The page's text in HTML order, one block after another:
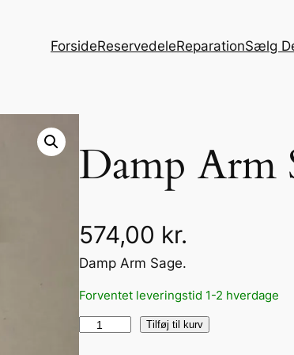
ForsideReservedeleReparationSælg
Damp Arm
574,00 kr.
Damp Arm Sage.
Forventet leveringstid 1-2 hverdage
Tilføj til kurv